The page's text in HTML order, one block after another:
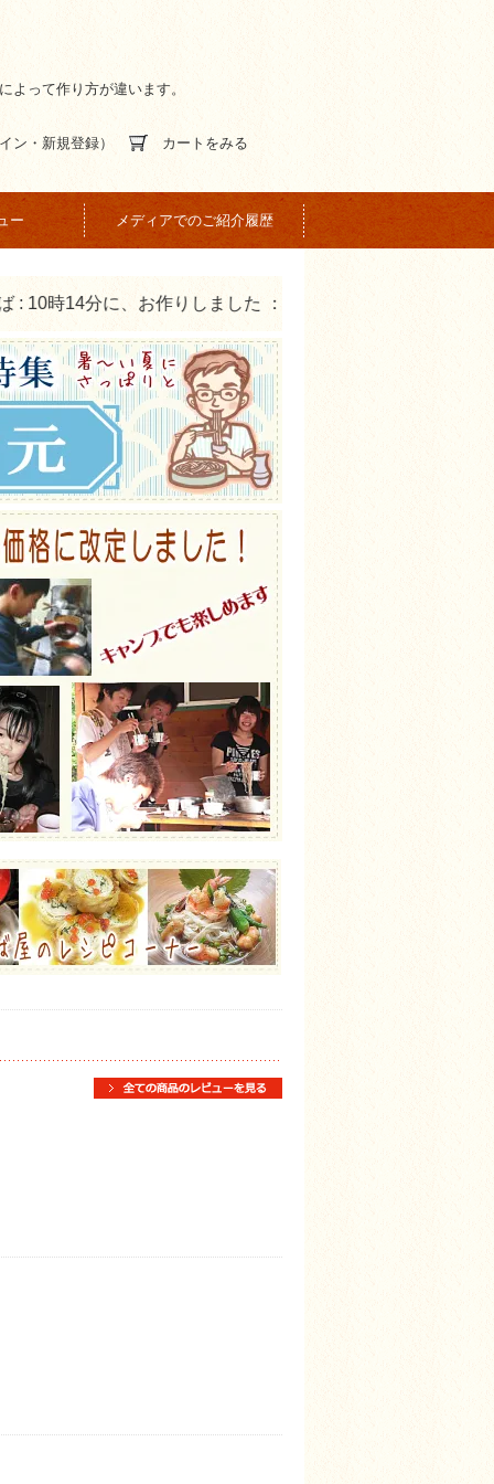
よって作り方が違います。
ン・新規登録） カートをみる
ー メディアでのご紹介履歴